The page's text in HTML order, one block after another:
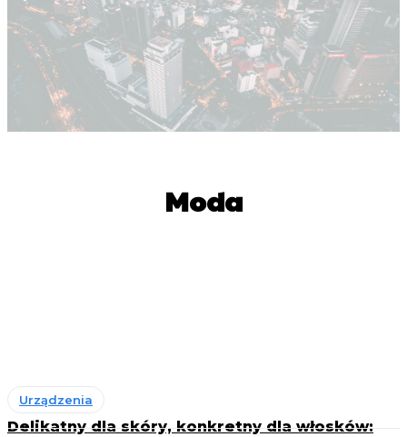
Moda
Urządzenia
Delikatny dla skóry, konkretny dla włosków: